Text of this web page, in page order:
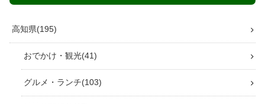
高知県 195
おでかけ・観光 41
グルメ・ランチ 103